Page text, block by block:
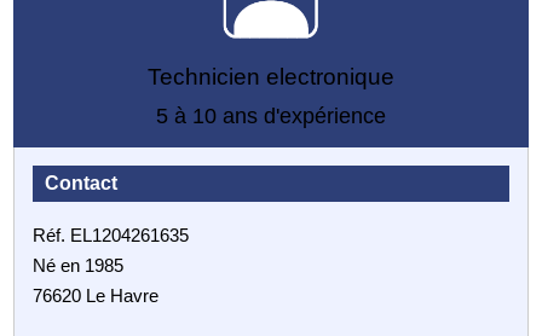
Technicien electronique
5 à 10 ans d'expérience
Contact
Réf. EL1204261635
Né en 1985
76620 Le Havre